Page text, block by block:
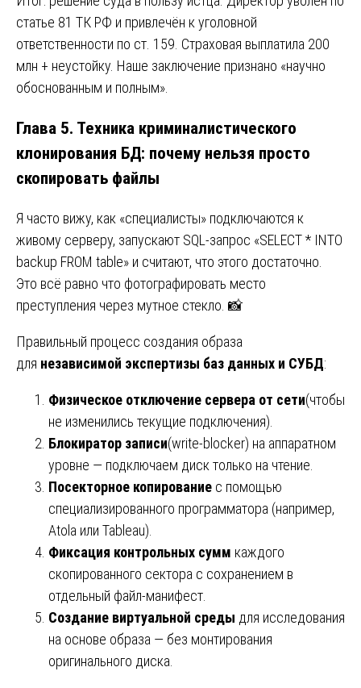
статье 81 ТК РФ и привлечён к уголовной
ответственности по ст. 159. Страховая выплатила 200
млн + неустойку. Наше заключение признано «научно
обоснованным и полным».
Глава 5. Техника криминалистического
клонирования БД: почему нельзя просто
скопировать файлы
Я часто вижу, как «специалисты» подключаются к
живому серверу, запускают SQL-запрос «SELECT * INTO
backup FROM table» и считают, что этого достаточно.
Это всё равно что фотографировать место
преступления через мутное стекло. 📸
Правильный процесс создания образа
для независимой экспертизы баз данных и СУБД:
Физическое отключение сервера от сети(чтобы
не изменились текущие подключения).
Блокиратор записи(write-blocker) на аппаратном
уровне — подключаем диск только на чтение.
Посекторное копирование с помощью
специализированного программатора (например,
Atola или Tableau).
Фиксация контрольных сумм каждого
скопированного сектора с сохранением в
отдельный файл-манифест.
Создание виртуальной среды для исследования
на основе образа — без монтирования
оригинального диска.